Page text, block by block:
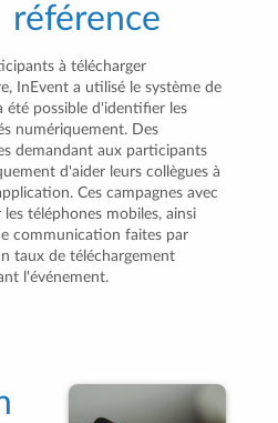
référence
à télécharger
InEvent a utilisé le système de
été possible d'identifier les
numériquement. Des
demandant aux participants
d'aider leurs collègues à
Ces campagnes avec
téléphones mobiles, ainsi
communication faites par
taux de téléchargement
l'événement.